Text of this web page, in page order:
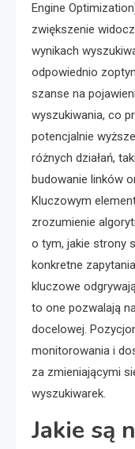
Engine
zwiększenie
wynikach
odpowiednio
szanse na
wyszukiwania, co
potencjalnie
różnych działań,
budowanie linków
Kluczowym
zrozumienie
o tym, jakie strony
konkretne
kluczowe
to one pozwalają
docelowej.
monitorowania i
za zmieniającymi
wyszukiwarek.
Jakie są